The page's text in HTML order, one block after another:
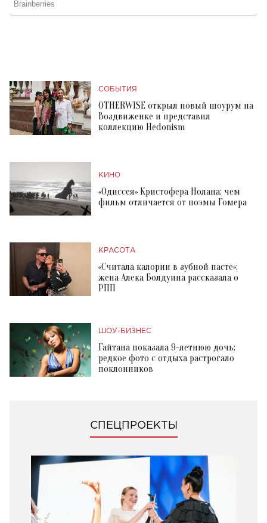
СОБЫТИЯ
OTHERWISE открыл новый шоурум на
Воздвиженке и представил
коллекцию Hedonism
КИНО
«Одиссея» Кристофера Нолана: чем
фильм отличается от поэмы Гомера
КРАСОТА
«Считала калории в зубной пасте»:
жена Алека Болдуина рассказала о
РПП
ШОУ-БИЗНЕС
Гайтана показала 9-летнюю дочь:
редкое фото с отдыха растрогало
поклонников
СПЕЦПРОЕКТЫ